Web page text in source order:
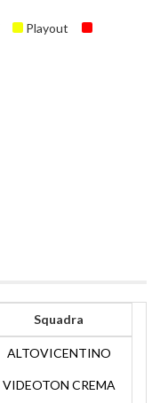
Playout
Squadra
ALTOVICENTINO
VIDEOTON CREMA